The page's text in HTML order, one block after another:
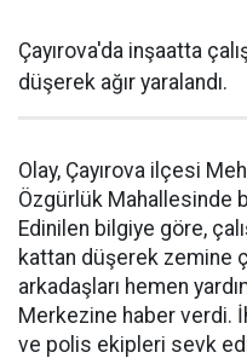
Çayırova'da inşaatta
düşerek ağır yaralandı.
Olay, Çayırova ilçesi
Özgürlük Mahallesinde
Edinilen bilgiye göre,
kattan düşerek zemine
arkadaşları hemen
Merkezine haber verdi.
ve polis ekipleri sevk